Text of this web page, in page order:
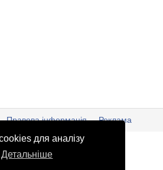
для аналізу
Детальніше
Правова інформація
Реклама
@patrioty.org.ua